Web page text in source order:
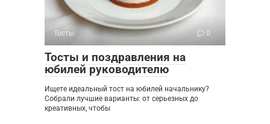
Тосты 0
Тосты и поздравления на
юбилей руководителю
Ищете идеальный тост на юбилей начальнику?
Собрали лучшие варианты: от серьезных до
креативных, чтобы